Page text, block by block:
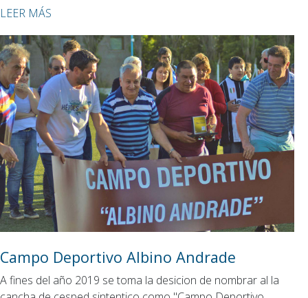
LEER MÁS
Campo Deportivo Albino Andrade
A fines del año 2019 se toma la desicion de nombrar al la